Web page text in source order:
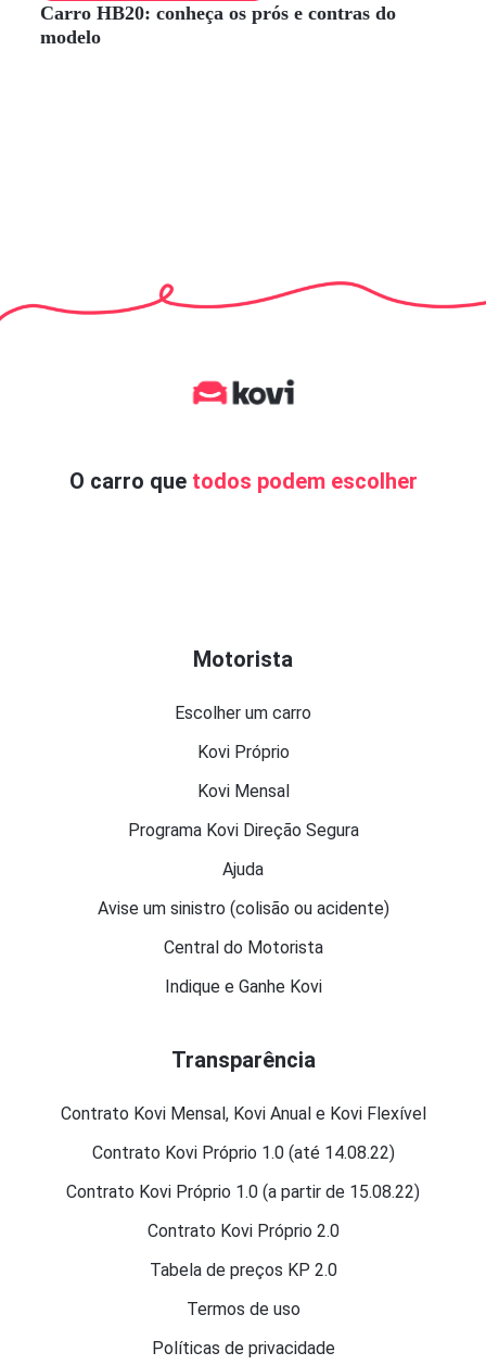
Carro HB20: conheça os prós e contras do
modelo
O carro que todos podem escolher
Motorista
Escolher um carro
Kovi Próprio
Kovi Mensal
Programa Kovi Direção Segura
Ajuda
Avise um sinistro (colisão ou acidente)
Central do Motorista
Indique e Ganhe Kovi
Transparência
Contrato Kovi Mensal, Kovi Anual e Kovi Flexível
Contrato Kovi Próprio 1.0 (até 14.08.22)
Contrato Kovi Próprio 1.0 (a partir de 15.08.22)
Contrato Kovi Próprio 2.0
Tabela de preços KP 2.0
Termos de uso
Políticas de privacidade